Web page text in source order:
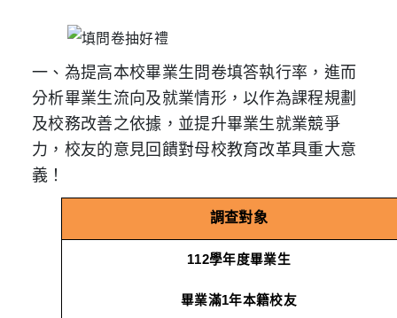
一、 為提高本校畢業生問卷填答執行率，進而
分析畢業生流向及就業情形，以作為課程規劃
及校務改善之依據，並提升畢業生就業競爭
力，校友的意見回饋對母校教育改革具重大意
義！
調查對象
112學年度畢業生
畢業滿1年本籍校友